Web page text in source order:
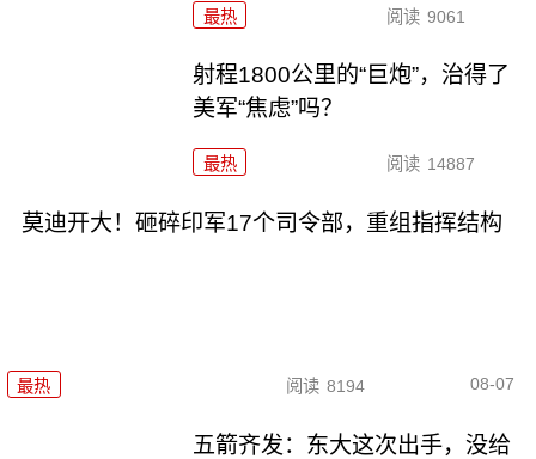
最热 阅读 9061
射程1800公里的“巨炮”，治得了
美军“焦虑”吗？
最热 阅读 14887
莫迪开大！砸碎印军17个司令部，重组指挥结构
最热 阅读 8194 08-07
五箭齐发：东大这次出手，没给